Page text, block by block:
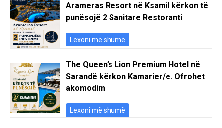
Arameras Resort në Ksamil kërkon të
punësojë 2 Sanitare Restoranti
Lexoni më shumë
The Queen’s Lion Premium Hotel në
Sarandë kërkon Kamarier/e. Ofrohet
akomodim
Lexoni më shumë